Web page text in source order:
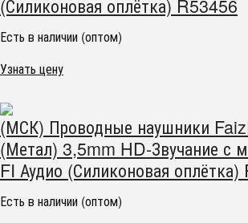
(Силиконовая оплётка) R53456
Есть в наличии (оптом)
Узнать цену
(МСК) Проводные наушники
(Метал) 3,5mm HD-Звучание с
FI Аудио (Силиконовая
Есть в наличии (оптом)